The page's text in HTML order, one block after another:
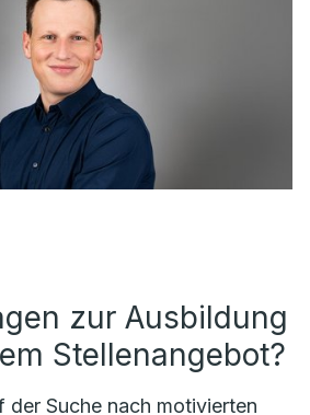
zur Ausbildung
Stellenangebot?
der Suche nach motivierten